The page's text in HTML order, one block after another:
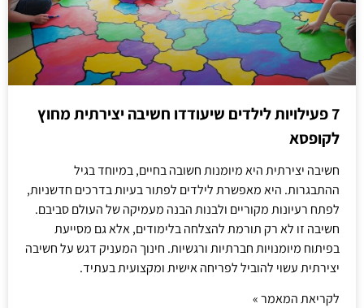
7 פעילויות לילדים שיעודדו חשיבה יצירתית מחוץ
לקופסא
חשיבה יצירתית היא מיומנות חשובה בחיים, במיוחד בגיל
ההתבגרות. היא מאפשרת לילדים לפתור בעיות בדרכים חדשניות,
לפתח רעיונות מקוריים ולבנות הבנה מעמיקה של העולם סביבם.
חשיבה זו לא רק תורמת להצלחה בלימודים, אלא גם מסייעת
בפיתוח מיומנויות חברתיות ורגשיות. חינוך המעניק דגש על חשיבה
יצירתית עשוי להוביל לפריחה אישית ומקצועית בעתיד.
לקריאת המאמר »